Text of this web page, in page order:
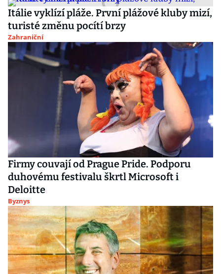
Itálie vyklízí pláže. První plážové kluby mizí,
turisté změnu pocítí brzy
Zahraniční
Firmy couvají od Prague Pride. Podporu
duhovému festivalu škrtl Microsoft i
Deloitte
Byznys